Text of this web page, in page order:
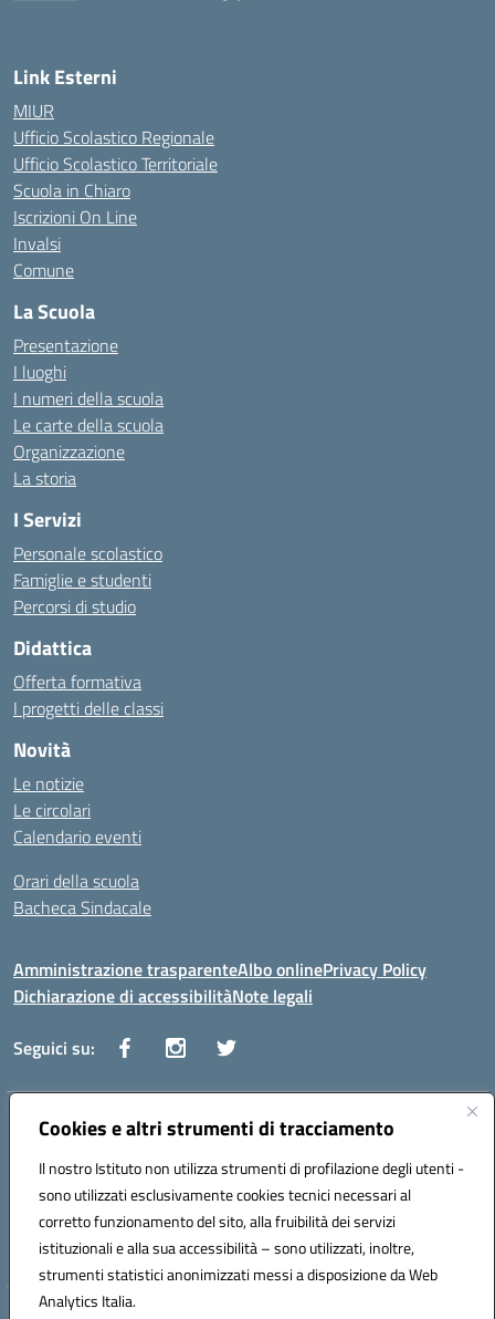
Cookies e altri strumenti di tracciamento
Il nostro Istituto non utilizza strumenti di profilazione degli utenti -
sono utilizzati esclusivamente cookies tecnici necessari al
corretto funzionamento del sito, alla fruibilità dei servizi
istituzionali e alla sua accessibilità – sono utilizzati, inoltre,
strumenti statistici anonimizzati messi a disposizione da Web
Analytics Italia.
Link Esterni
MIUR
Ufficio Scolastico Regionale
Ufficio Scolastico Territoriale
Scuola in Chiaro
Iscrizioni On Line
Invalsi
Comune
La Scuola
Presentazione
I luoghi
I numeri della scuola
Le carte della scuola
Organizzazione
La storia
I Servizi
Personale scolastico
Famiglie e studenti
Percorsi di studio
Didattica
Offerta formativa
I progetti delle classi
Novità
Le notizie
Le circolari
Calendario eventi
Orari della scuola
Bacheca Sindacale
Amministrazione trasparenteAlbo onlinePrivacy Policy
Dichiarazione di accessibilitàNote legali
Seguici su:
Indirizzo:Via Vaccari n.5 e Via Falcone n.20 - 91025 Marsala
Posta elettronica certificata (PEC):tppm03000q@pec.istruzione.it
Codice fiscale: 82004490817
Codice meccanografico: TPPM03000Q